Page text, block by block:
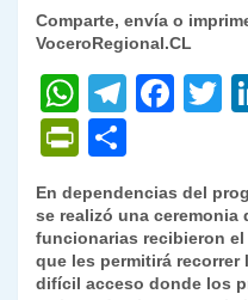
Comparte, envía o
VoceroRegional.CL
W
h
at
s
A
p
T
gr
a
m
F
e
b
o
T
P
nt
Fr
ie
m
p
ar
En dependencias del
se realizó una
funcionarias recibieron
que les permitirá recorrer
difícil acceso donde los